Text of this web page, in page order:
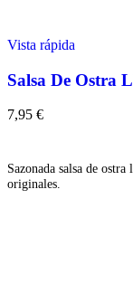
Vista rápida
Salsa De Ostra
7,95 €
Sazonada salsa de
originales.